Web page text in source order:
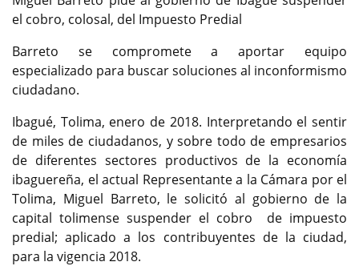
el cobro, colosal, del Impuesto Predial
Barreto se compromete a aportar equipo
especializado para buscar soluciones al inconformismo
ciudadano.
Ibagué, Tolima, enero de 2018. Interpretando el sentir
de miles de ciudadanos, y sobre todo de empresarios
de diferentes sectores productivos de la economía
ibaguereña, el actual Representante a la Cámara por el
Tolima, Miguel Barreto, le solicitó al gobierno de la
capital tolimense suspender el cobro de impuesto
predial; aplicado a los contribuyentes de la ciudad,
para la vigencia 2018.